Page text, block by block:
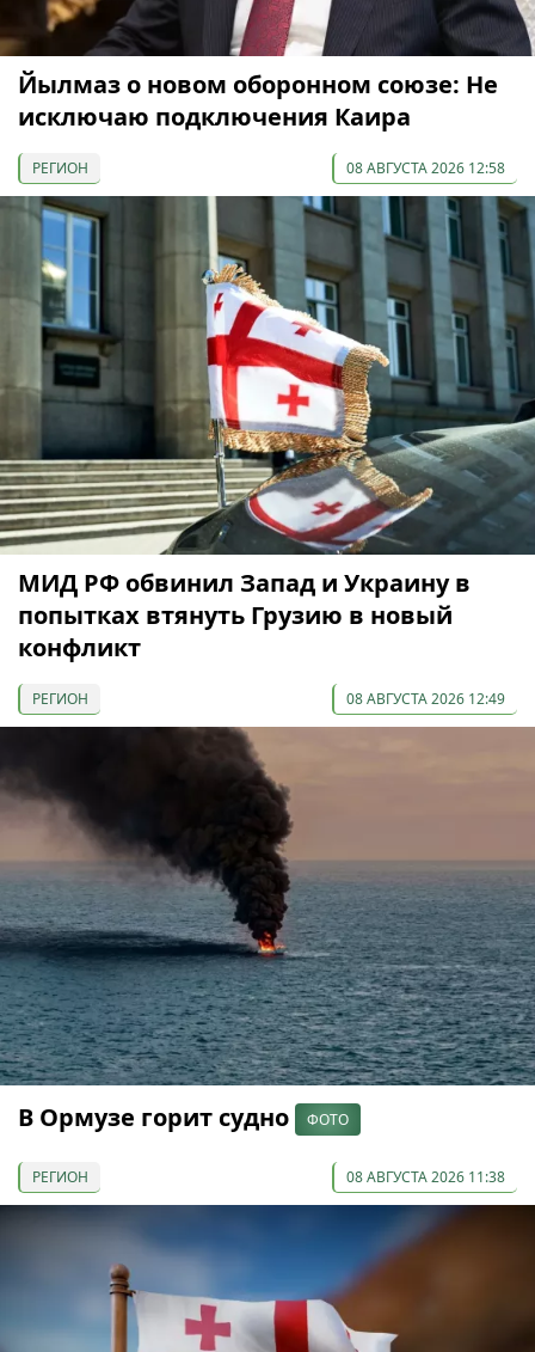
Йылмаз о новом оборонном союзе: Не
исключаю подключения Каира
РЕГИОН 08 АВГУСТА 2026 12:58
МИД РФ обвинил Запад и Украину в
попытках втянуть Грузию в новый
конфликт
РЕГИОН 08 АВГУСТА 2026 12:49
В Ормузе горит судно ФОТО
РЕГИОН 08 АВГУСТА 2026 11:38